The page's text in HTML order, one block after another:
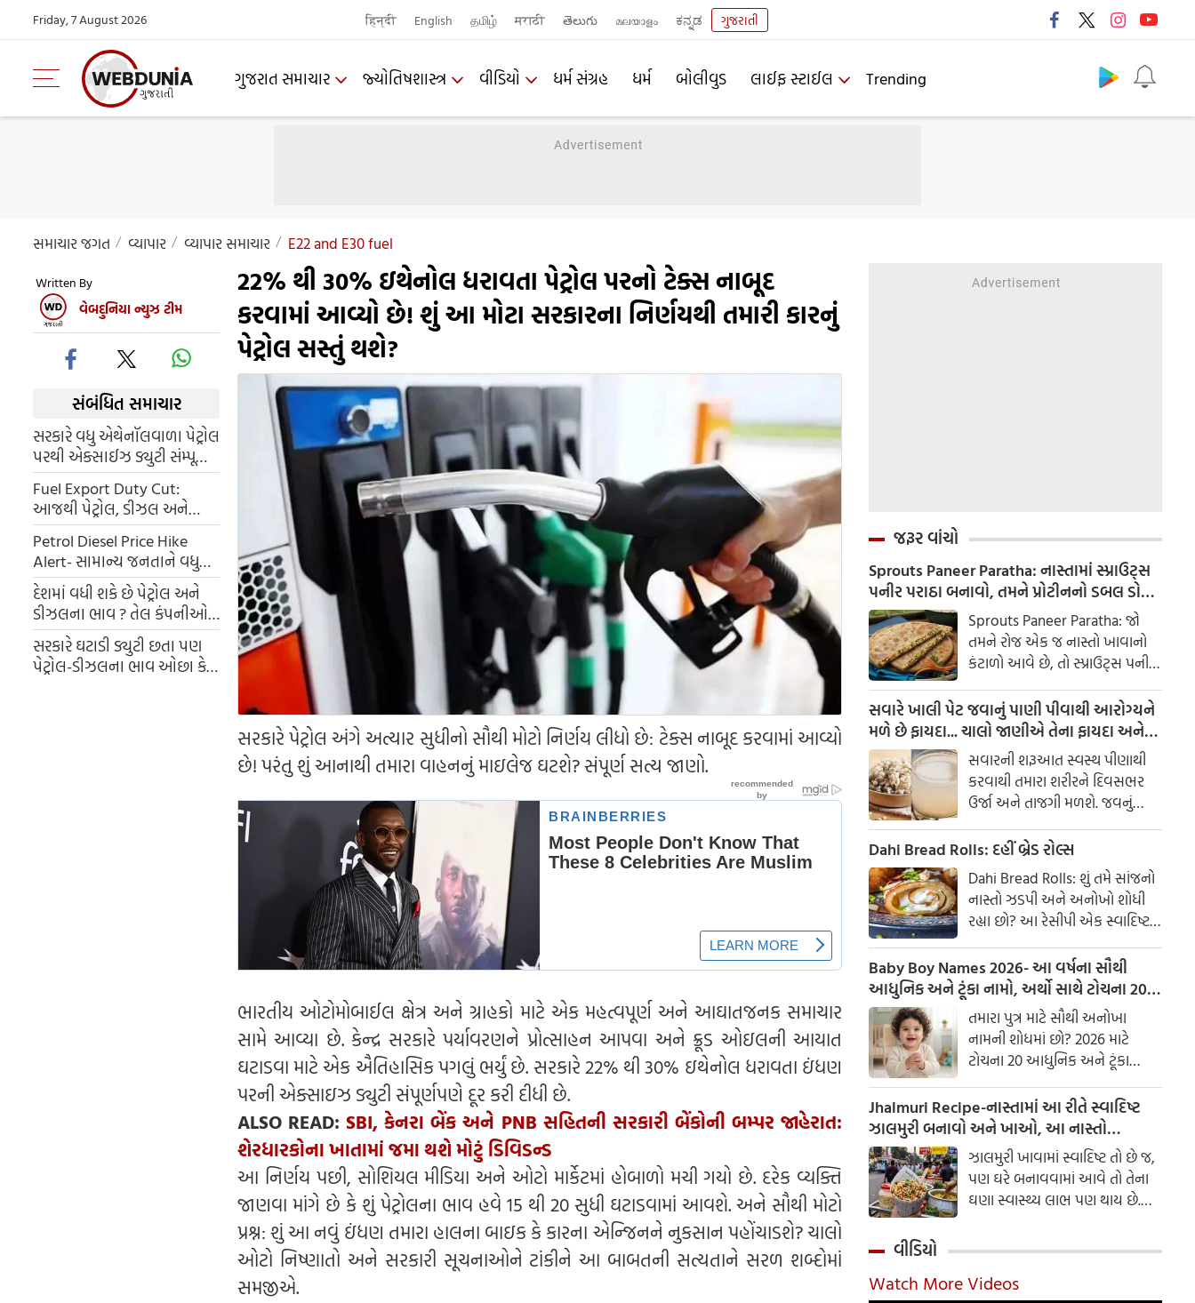
Friday, 7 August 2026 हिन्दी English தமிழ் मराठी తెలుగు മലയാളം ಕನ್ನಡ ગુજરાતી
ગુજરાત સમાચાર જ્યોતિષશાસ્ત્ર વીડિયો ધર્મ સંગ્રહ ધર્મ બોલીવુડ લાઈફ સ્ટાઈલ Trending
સમાચાર જગત વ્યાપાર વ્યાપાર સમાચાર E22 and E30 fuel
Written By
વેબદુનિયા ન્યુઝ ટીમ
સંબંધિત સમાચાર
સરકારે વધુ એથેનૉલવાળા પેટ્રોલ
પરથી એક્સાઈઝ ડ્યુટી સંમ્પૂર્ણ
પણે હટાવી, જાણો કોણે થશે
ફાયદો
Fuel Export Duty Cut:
આજથી પેટ્રોલ, ડીઝલ અને
ઉડ્ડયન બળતણ પરની ડ્યુટી
ઘટાડવામાં આવી છે. જાણો કે શું
તેની તમારા ખિસ્સા પર પણ
અસર થશે
Petrol Diesel Price Hike
Alert- સામાન્ય જનતાને વધુ
એક મોટો આંચકો લાગશે! પેટ્રોલ
અને ડીઝલના ભાવમાં પ્રતિ
લિટર 5 રૂપિયાનો વધારો થઈ શકે
છે.
દેશમાં વધી શકે છે પેટ્રોલ અને
ડીઝલના ભાવ ? તેલ કંપનીઓ
દર મહિને 30,000 કરોડ રૂપિયાનું
ઉઠાવી રહી છે નુકસાન
સરકારે ઘટાડી ડ્યુટી છતા પણ
પેટ્રોલ-ડીઝલના ભાવ ઓછા કેમ
22% થી 30% ઇથેનોલ ધરાવતા પેટ્રોલ પરનો ટેક્સ નાબૂદ
કરવામાં આવ્યો છે! શું આ મોટા સરકારના નિર્ણયથી તમારી કારનું
પેટ્રોલ સસ્તું થશે?
સરકારે પેટ્રોલ અંગે અત્યાર સુધીનો સૌથી મોટો નિર્ણય લીધો છે: ટેક્સ નાબૂદ કરવામાં આવ્યો
છે! પરંતુ શું આનાથી તમારા વાહનનું માઇલેજ ઘટશે? સંપૂર્ણ સત્ય જાણો.
ભારતીય ઓટોમોબાઈલ ક્ષેત્ર અને ગ્રાહકો માટે એક મહત્વપૂર્ણ અને આઘાતજનક સમાચાર
સામે આવ્યા છે. કેન્દ્ર સરકારે પર્યાવરણને પ્રોત્સાહન આપવા અને ક્રૂડ ઓઇલની આયાત
ઘટાડવા માટે એક ઐતિહાસિક પગલું ભર્યું છે. સરકારે 22% થી 30% ઇથેનોલ ધરાવતા ઇંધણ
પરની એક્સાઇઝ ડ્યુટી સંપૂર્ણપણે દૂર કરી દીધી છે.
ALSO READ:SBI, કેનરા બેંક અને PNB સહિતની સરકારી બેંકોની બમ્પર જાહેરાત:
શેરધારકોના ખાતામાં જમા થશે મોટું ડિવિડન્ડ
આ નિર્ણય પછી, સોશિયલ મીડિયા અને ઓટો માર્કેટમાં હોબાળો મચી ગયો છે. દરેક વ્યક્તિ
જાણવા માંગે છે કે શું પેટ્રોલના ભાવ હવે 15 થી 20 સુધી ઘટાડવામાં આવશે. અને સૌથી મોટો
પ્રશ્ન: શું આ નવું ઇંધણ તમારા હાલના બાઇક કે કારના એન્જિનને નુકસાન પહોંચાડશે? ચાલો
ઓટો નિષ્ણાતો અને સરકારી સૂચનાઓને ટાંકીને આ બાબતની સત્યતાને સરળ શબ્દોમાં
સમજીએ.
જરૂર વાંચો
Sprouts Paneer Paratha: નાસ્તામાં સ્પ્રાઉટ્સ
પનીર પરાઠા બનાવો, તમને પ્રોટીનનો ડબલ ડોઝ
મળશે
Sprouts Paneer Paratha: જો
તમને રોજ એક જ નાસ્તો ખાવાનો
કંટાળો આવે છે, તો સ્પ્રાઉટ્સ પનીર
પરાઠા બનાવવાનો પ્રયાસ કરો. તે
માત્ર સ્વાદિષ્ટ જ નથી પણ તમારા
સ્વાસ્થ્ય માટે અતિ ફાયદાકારક પણ
સવારે ખાલી પેટ જવાનું પાણી પીવાથી આરોગ્યને
મળે છે ફાયદા... ચાલો જાણીએ તેના ફાયદા અને
ઉપયોગ કરવાની યોગ્ય રીતસવારની શરૂઆત સ્વસ્થ પીણાથી
કરવાથી તમારા શરીરને દિવસભર
ઉર્જા અને તાજગી મળશે. જવનું
પાણી એક ઉત્તમ ઘરેલું ઉપાય
માનવામાં આવે છે, જે ખાસ કરીને
ઉનાળામાં ઠંડક આપે છે
Dahi Bread Rolls: દહીં બ્રેડ રોલ્સ
Dahi Bread Rolls: શું તમે સાંજનો
નાસ્તો ઝડપી અને અનોખો શોધી
રહ્યા છો? આ રેસીપી એક સ્વાદિષ્ટ
વિકલ્પ આપે છે જે બહારથી ક્રિસ્પી
અને અંદરથી અતિ નરમ છે. મસાલા
અને ક્રીમી ટેક્સચરનું સંપૂર્ણ મિશ્રણ
તેને બધી ઉંમરના લોકોમાં પ્રિય
બનાવે છે.
Baby Boy Names 2026- આ વર્ષના સૌથી
આધુનિક અને ટૂંકા નામો, અર્થો સાથે ટોચના 20
નામોની યાદી જુઓ.તમારા પુત્ર માટે સૌથી અનોખા
નામની શોધમાં છો? 2026 માટે
ટોચના 20 આધુનિક અને ટૂંકા
બાળક છોકરાના નામોની યાદી
તપાસો, અર્થો સાથે, જે તમારા
બાળકને એક સુંદર ઓળખ આપશે.
Jhalmuri Recipe-નાસ્તામાં આ રીતે સ્વાદિષ્ટ
ઝાલમુરી બનાવો અને ખાઓ, આ નાસ્તો
મસાલેદાર અને સ્વાદિષ્ટ છે.ઝાલમુરી ખાવામાં સ્વાદિષ્ટ તો છે જ,
પણ ઘરે બનાવવામાં આવે તો તેના
ઘણા સ્વાસ્થ્ય લાભ પણ થાય છે.
વીડિયો
Watch More Videos